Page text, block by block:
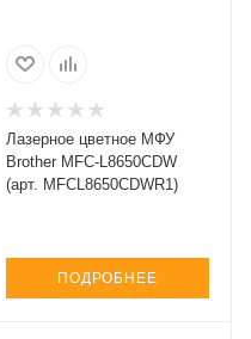
Лазерное цветное МФУ
Brother MFC-L8650CDW
(арт. MFCL8650CDWR1)
ПОДРОБНЕЕ